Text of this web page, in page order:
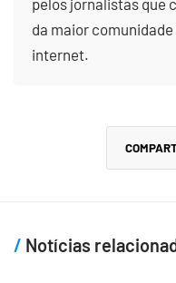
da maior
internet.
Notícias